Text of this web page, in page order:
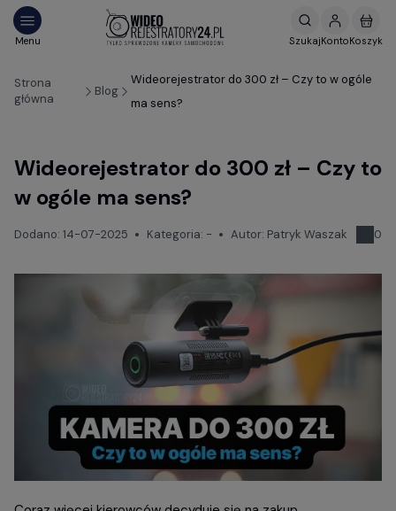
Strona
główna
Blog
Wideorejestrator do 300 zł – Czy to w ogóle
ma sens?
Wideorejestrator do 300 zł – Czy to
w ogóle ma sens?
Dodano: 14-07-2025 Kategoria: - Autor: Patryk Waszak 0